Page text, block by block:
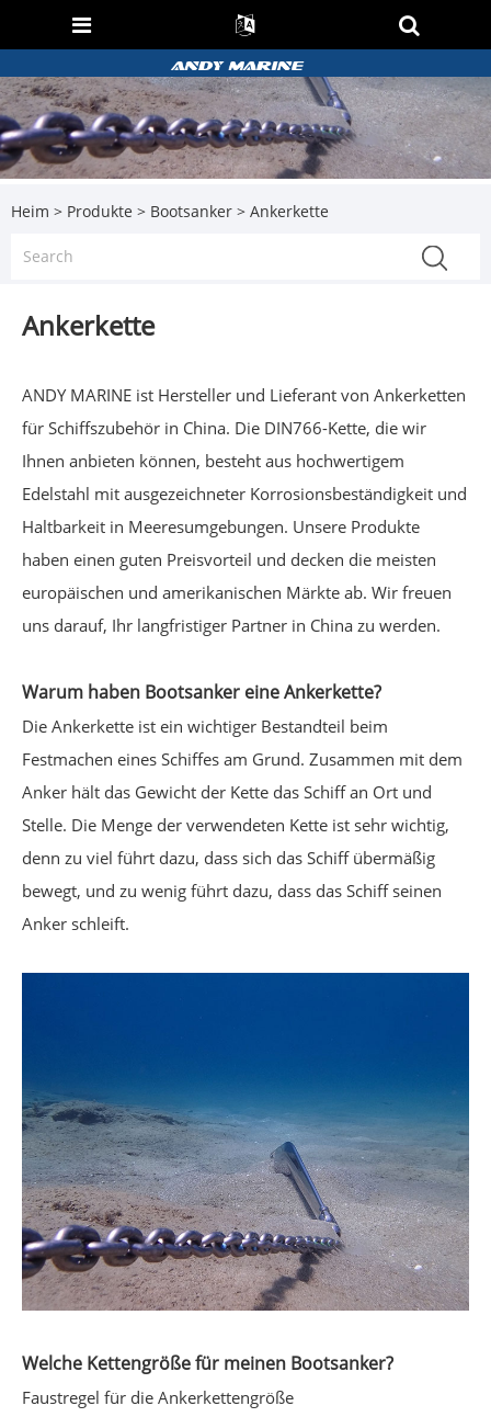
Heim > Produkte > Bootsanker > Ankerkette
Ankerkette
ANDY MARINE ist Hersteller und Lieferant von Ankerketten
für Schiffszubehör in China. Die DIN766-Kette, die wir
Ihnen anbieten können, besteht aus hochwertigem
Edelstahl mit ausgezeichneter Korrosionsbeständigkeit und
Haltbarkeit in Meeresumgebungen. Unsere Produkte
haben einen guten Preisvorteil und decken die meisten
europäischen und amerikanischen Märkte ab. Wir freuen
uns darauf, Ihr langfristiger Partner in China zu werden.
Warum haben Bootsanker eine Ankerkette?
Die Ankerkette ist ein wichtiger Bestandteil beim
Festmachen eines Schiffes am Grund. Zusammen mit dem
Anker hält das Gewicht der Kette das Schiff an Ort und
Stelle. Die Menge der verwendeten Kette ist sehr wichtig,
denn zu viel führt dazu, dass sich das Schiff übermäßig
bewegt, und zu wenig führt dazu, dass das Schiff seinen
Anker schleift.
Welche Kettengröße für meinen Bootsanker?
Faustregel für die Ankerkettengröße